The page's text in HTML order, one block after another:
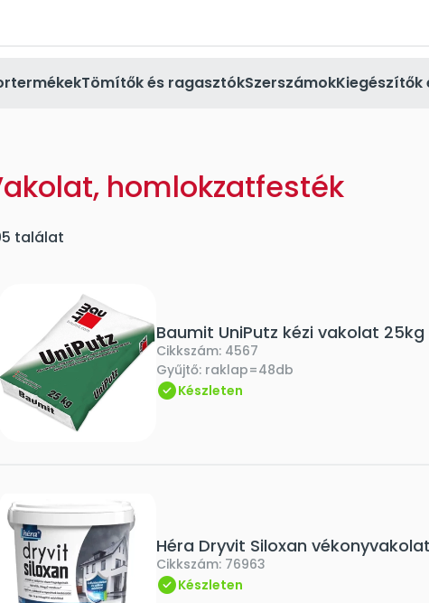
Tömítők és ragasztókSzerszámok
homlokzatfesték
találat
Baumit UniPutz kézi vakolat 25kg
Cikkszám: 4567
Gyűjtő: raklap=48db
Készleten
Héra Dryvit Siloxan
Cikkszám: 76963
Készleten